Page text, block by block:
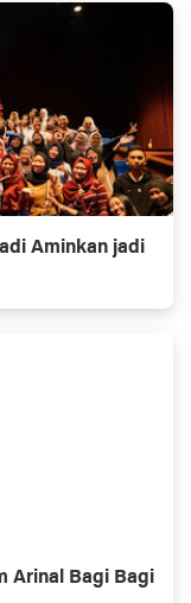
Aminkan jadi
Arinal Bagi Bagi